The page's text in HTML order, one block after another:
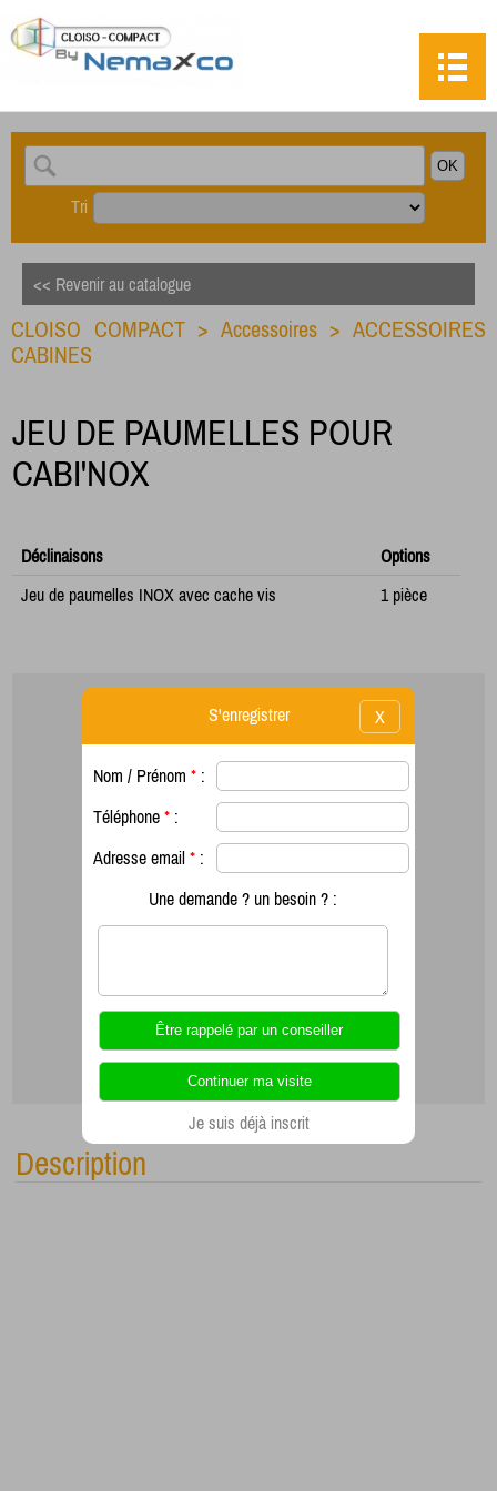
Tri
<< Revenir au catalogue
CLOISO COMPACT > Accessoires > ACCESSOIRES
CABINES
JEU DE PAUMELLES POUR
CABI'NOX
Déclinaisons
Options
Jeu de paumelles INOX avec cache vis
1 pièce
Description
X
S'enregistrer
Nom / Prénom * :
Téléphone * :
Adresse email * :
Une demande ? un besoin ? :
Je suis déjà inscrit